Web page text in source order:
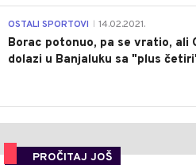
OSTALI SPORTOVI 14.02.2021.
Borac potonuo, pa se vratio, ali
dolazi u Banjaluku sa "plus
PROČITAJ JOŠ